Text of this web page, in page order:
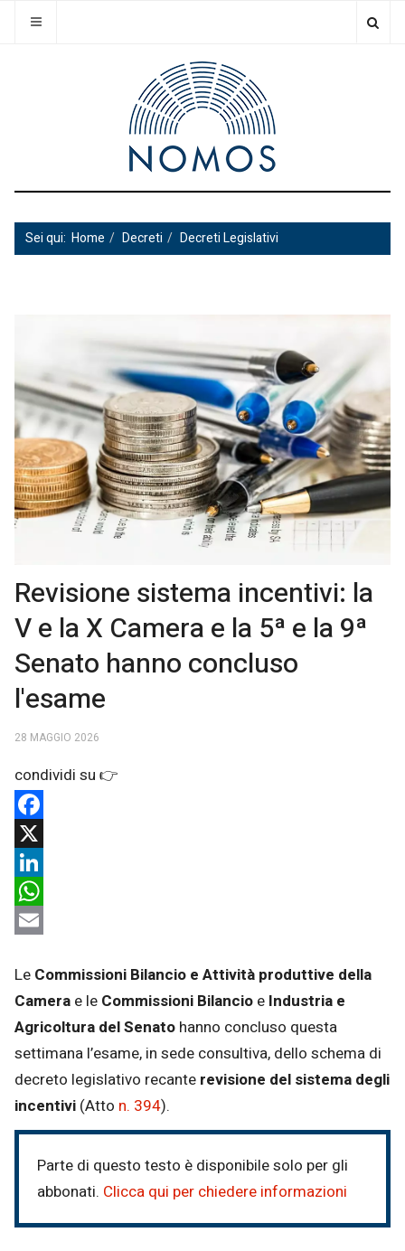
Sei qui: Home Decreti Decreti Legislativi
Revisione sistema incentivi: la
V e la X Camera e la 5ª e la 9ª
Senato hanno concluso
l'esame
28 MAGGIO 2026
Facebook
X
LinkedIn
WhatsApp
Le Commissioni Bilancio e Attività produttive della
Camera e le Commissioni Bilancio e Industria e
Agricoltura del Senato hanno concluso questa
settimana l’esame, in sede consultiva, dello schema di
decreto legislativo recante revisione del sistema degli
incentivi (Atto n. 394).
Parte di questo testo è disponibile solo per gli
abbonati. Clicca qui per chiedere informazioni